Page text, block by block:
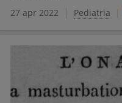
27 apr 2022 Pediatria